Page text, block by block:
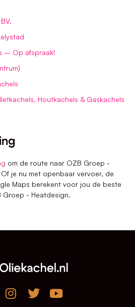
– Op afspraak!
Houtkachels & Gaskachels
om de route naar OZB Groep -
je nu met openbaar vervoer, de
Maps berekent voor jou de beste
Groep - Heatdesign.